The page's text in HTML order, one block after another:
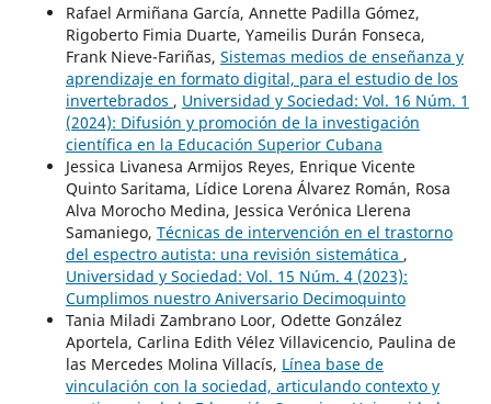
Rafael Armiñana García, Annette Padilla Gómez,
Rigoberto Fimia Duarte, Yameilis Durán Fonseca,
Frank Nieve-Fariñas, Sistemas medios de enseñanza y
aprendizaje en formato digital, para el estudio de los
invertebrados , Universidad y Sociedad: Vol. 16 Núm. 1
(2024): Difusión y promoción de la investigación
científica en la Educación Superior Cubana
Jessica Livanesa Armijos Reyes, Enrique Vicente
Quinto Saritama, Lídice Lorena Álvarez Román, Rosa
Alva Morocho Medina, Jessica Verónica Llerena
Samaniego, Técnicas de intervención en el trastorno
del espectro autista: una revisión sistemática ,
Universidad y Sociedad: Vol. 15 Núm. 4 (2023):
Cumplimos nuestro Aniversario Decimoquinto
Tania Miladi Zambrano Loor, Odette González
Aportela, Carlina Edith Vélez Villavicencio, Paulina de
las Mercedes Molina Villacís, Línea base de
vinculación con la sociedad, articulando contexto y